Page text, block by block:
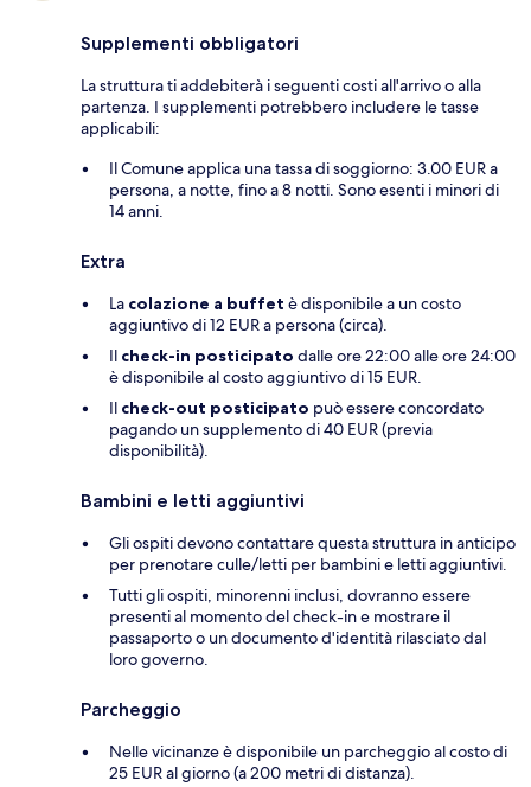
Supplementi obbligatori
La struttura ti addebiterà i seguenti costi all'arrivo o alla
partenza. I supplementi potrebbero includere le tasse
applicabili:
Il Comune applica una tassa di soggiorno: 3.00 EUR a
persona, a notte, fino a 8 notti. Sono esenti i minori di
14 anni.
Extra
La colazione a buffet è disponibile a un costo
aggiuntivo di 12 EUR a persona (circa).
Il check-in posticipato dalle ore 22:00 alle ore 24:00
è disponibile al costo aggiuntivo di 15 EUR.
Il check-out posticipato può essere concordato
pagando un supplemento di 40 EUR (previa
disponibilità).
Bambini e letti aggiuntivi
Gli ospiti devono contattare questa struttura in anticipo
per prenotare culle/letti per bambini e letti aggiuntivi.
Tutti gli ospiti, minorenni inclusi, dovranno essere
presenti al momento del check-in e mostrare il
passaporto o un documento d'identità rilasciato dal
loro governo.
Parcheggio
Nelle vicinanze è disponibile un parcheggio al costo di
25 EUR al giorno (a 200 metri di distanza).